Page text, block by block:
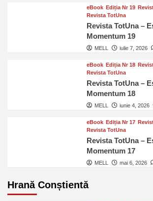
eBook Ediția Nr 19
Revista TotUna
Revista TotUna –
Momentum 19
MELL iulie 7, 2026
eBook Ediția Nr 18
Revista TotUna
Revista TotUna –
Momentum 18
MELL iunie 4, 2026
eBook Ediția Nr 17
Revista TotUna
Revista TotUna –
Momentum 17
MELL mai 6, 2026
Hrană Conștientă